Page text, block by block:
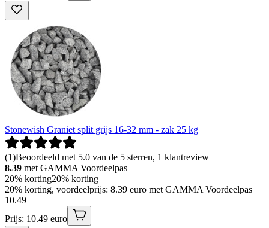
Stonewish Graniet split grijs 16-32 mm - zak 25 kg
(1)Beoordeeld met 5.0 van de 5 sterren, 1 klantreview
8.39 met GAMMA Voordeelpas
20% korting20% korting
20% korting, voordeelprijs: 8.39 euro met GAMMA Voordeelpas
10.49
Prijs: 10.49 euro